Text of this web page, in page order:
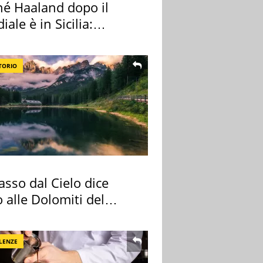
Haaland dopo il
è in Sicilia:
dal Cielo dice
alle Dolomiti del